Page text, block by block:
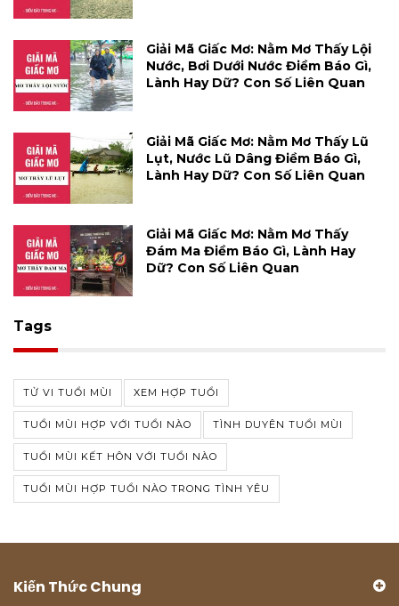
Giải Mã Giấc Mơ: Nằm Mơ Thấy Lội
Nước, Bơi Dưới Nước Điềm Báo Gì,
Lành Hay Dữ? Con Số Liên Quan
Giải Mã Giấc Mơ: Nằm Mơ Thấy Lũ
Lụt, Nước Lũ Dâng Điềm Báo Gì,
Lành Hay Dữ? Con Số Liên Quan
Giải Mã Giấc Mơ: Nằm Mơ Thấy
Đám Ma Điềm Báo Gì, Lành Hay
Dữ? Con Số Liên Quan
Tags
TỬ VI TUỔI MÙI XEM HỢP TUỔI
TUỔI MÙI HỢP VỚI TUỔI NÀO TÌNH DUYÊN TUỔI MÙI
TUỔI MÙI KẾT HÔN VỚI TUỔI NÀO
TUỔI MÙI HỢP TUỔI NÀO TRONG TÌNH YÊU
Kiến Thức Chung